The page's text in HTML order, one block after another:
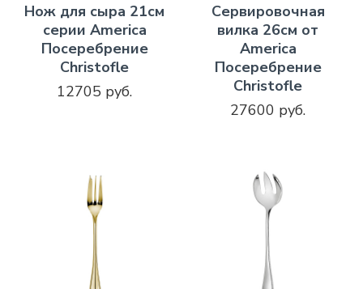
Нож для сыра 21см
серии America
Посеребрение
Christofle
12705 руб.
Сервировочная
вилка 26см от
America
Посеребрение
Christofle
27600 руб.